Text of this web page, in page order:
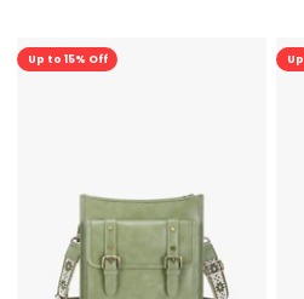
Up to 15% Off
In sconto